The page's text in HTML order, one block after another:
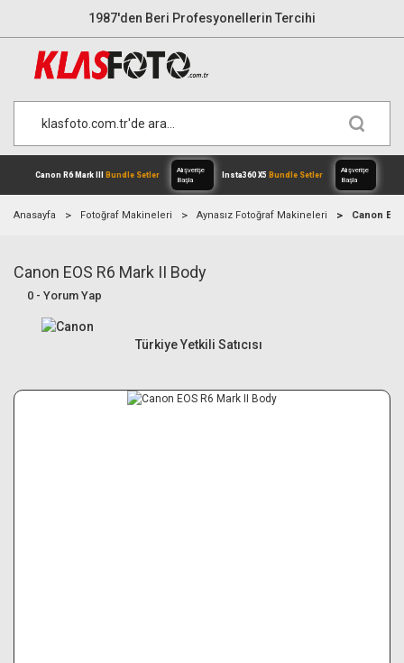
1987'den Beri Profesyonellerin Tercihi
Canon R6 Mark III
Anasayfa Fotoğraf Makineleri Aynasız Fotoğraf Makineleri Canon
Canon EOS R6 Mark II Body
0 - Yorum Yap
Türkiye Yetkili Satıcısı